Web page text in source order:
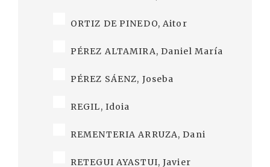
ORTIZ DE PINEDO, Aitor
PÉREZ ALTAMIRA, Daniel María
PÉREZ SÁENZ, Joseba
REGIL, Idoia
REMENTERIA ARRUZA, Dani
RETEGUI AYASTUI, Javier